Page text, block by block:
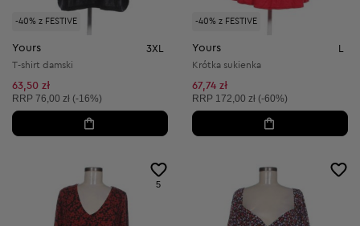
-40% z FESTIVE
Yours 3XL
T-shirt damski
63,50 zł
Cena sugerowana:
RRP 76,00 zł (-16%)
-40% z FESTIVE
Yours L
Krótka sukienka
67,74 zł
Cena sugerowana:
RRP 172,00 zł (-60%)
5